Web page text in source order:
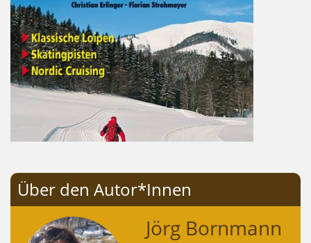
Über den Autor*Innen
Jörg Bornmann